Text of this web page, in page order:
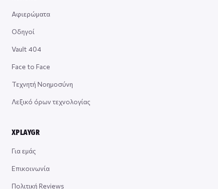
Αφιερώματα
Οδηγοί
Vault 404
Face to Face
Τεχνητή Νοημοσύνη
Λεξικό όρων τεχνολογίας
XPLAYGR
Για εμάς
Επικοινωνία
Πολιτική Reviews